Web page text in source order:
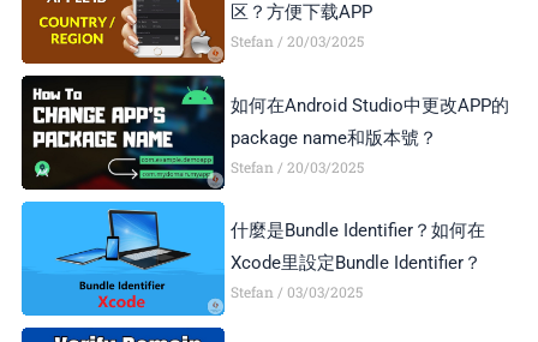
区？方便下载APP
Stefan 20/03/2025
如何在Android Studio中更改APP的
package name和版本號？
Stefan 20/03/2025
什麼是Bundle Identifier？如何在
Xcode里設定Bundle Identifier？
Stefan 03/03/2025